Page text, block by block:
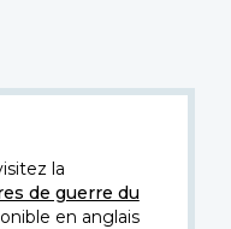
la
de guerre du
en anglais